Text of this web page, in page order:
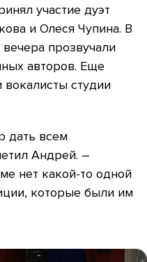
участие дуэт
и Олеся Чупина. В
прозвучали
авторов. Еще
вокалисты студии
дать всем
Андрей. –
нет какой-то одной
которые были им